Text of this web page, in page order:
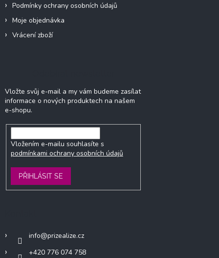
Podmínky ochrany osobních údajů
Moje objednávka
Vrácení zboží
Vložte svůj e-mail a my vám budeme zasílat
informace o nových produktech na našem
e-shopu.
Vložením e-mailu souhlasíte s
podmínkami ochrany osobních údajů
PŘIHLÁSIT SE
info@prizealize.cz
+420 776 074 758